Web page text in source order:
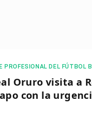
PROFESIONAL DEL FÚTBOL
Oruro visita a
con la